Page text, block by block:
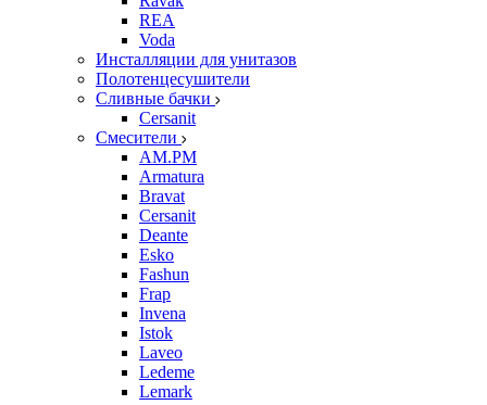
REA
Voda
Инсталляции для унитазов
Полотенцесушители
Сливные бачки
Cersanit
Смесители
AM.PM
Armatura
Bravat
Cersanit
Deante
Esko
Fashun
Frap
Invena
Istok
Laveo
Ledeme
Lemark